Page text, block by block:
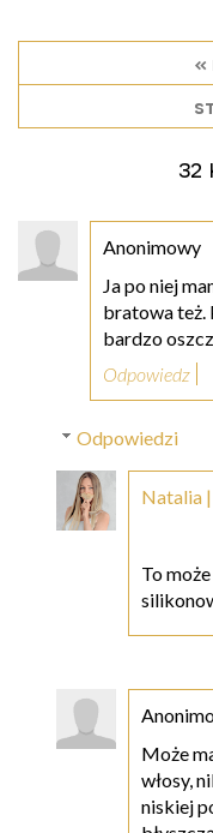
«
Anonimowy
Ja po niej
bratowa też.
bardzo
Odpowiedz
Odpowiedzi
Natalia
To
Może
włosy,
niskiej